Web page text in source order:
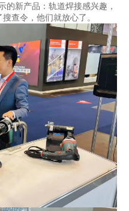
的新产品：轨道焊接感兴趣，
查令，他们就放心了。